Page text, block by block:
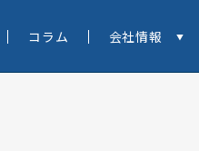
コラム 会社情報